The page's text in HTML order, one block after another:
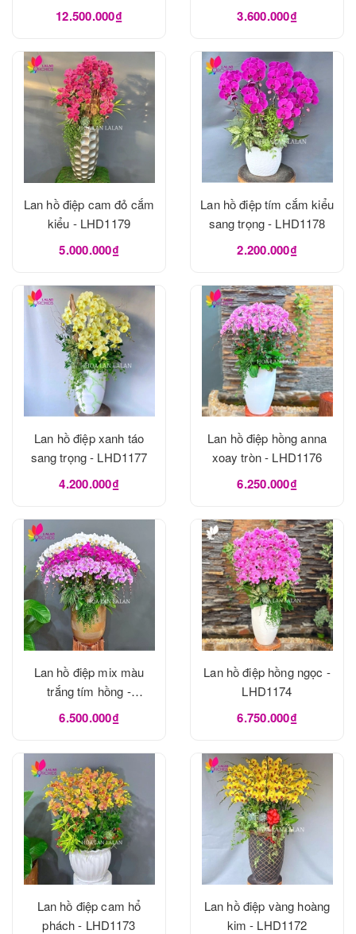
LHD1182
12.500.000₫ 3.600.000₫
Lan hồ điệp cam đỏ cắm
kiểu - LHD1179
5.000.000₫
Lan hồ điệp tím cắm kiểu
sang trọng - LHD1178
2.200.000₫
Lan hồ điệp xanh táo
sang trọng - LHD1177
4.200.000₫
Lan hồ điệp hồng anna
xoay tròn - LHD1176
6.250.000₫
Lan hồ điệp mix màu
trắng tím hồng -
LHD1175
6.500.000₫
Lan hồ điệp hồng ngọc -
LHD1174
6.750.000₫
Lan hồ điệp cam hổ
phách - LHD1173
Lan hồ điệp vàng hoàng
kim - LHD1172